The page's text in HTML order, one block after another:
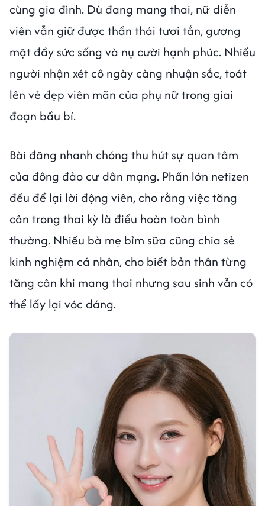
cùng gia đình. Dù đang mang thai, nữ diễn
viên vẫn giữ được thần thái tươi tắn, gương
mặt đầy sức sống và nụ cười hạnh phúc. Nhiều
người nhận xét cô ngày càng nhuận sắc, toát
lên vẻ đẹp viên mãn của phụ nữ trong giai
đoạn bầu bí.
Bài đăng nhanh chóng thu hút sự quan tâm
của đông đảo cư dân mạng. Phần lớn netizen
đều để lại lời động viên, cho rằng việc tăng
cân trong thai kỳ là điều hoàn toàn bình
thường. Nhiều bà mẹ bỉm sữa cũng chia sẻ
kinh nghiệm cá nhân, cho biết bản thân từng
tăng cân khi mang thai nhưng sau sinh vẫn có
thể lấy lại vóc dáng.